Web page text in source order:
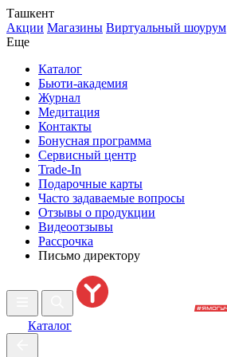
Ташкент
Акции Магазины Виртуальный шоурум
Еще
Каталог
Бьюти-академия
Журнал
Медитация
Контакты
Бонусная программа
Сервисный центр
Trade-In
Подарочные карты
Часто задаваемые вопросы
Отзывы о продукции
Видеоотзывы
Рассрочка
Письмо директору
Каталог